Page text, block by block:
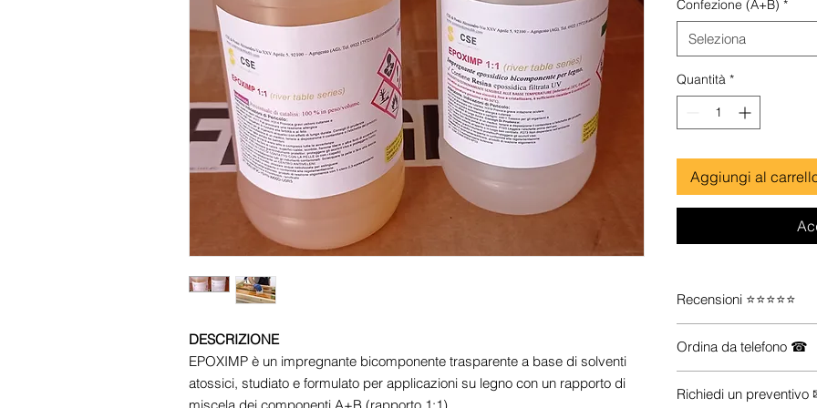
DESCRIZIONE
EPOXIMP è un impregnante bicomponente trasparente a base di solventi
atossici, studiato e formulato per applicazioni su legno con un rapporto di
Confezione (A+B) *
Seleziona
Quantità *
Aggiungi al
Recensioni ⭐⭐⭐⭐⭐
Ordina da telefono ☎
prodotti che ti servono
Richiedi un preventivo